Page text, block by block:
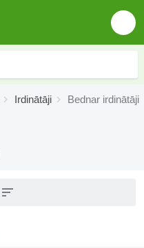
Irdinātāji Bednar irdinātāji